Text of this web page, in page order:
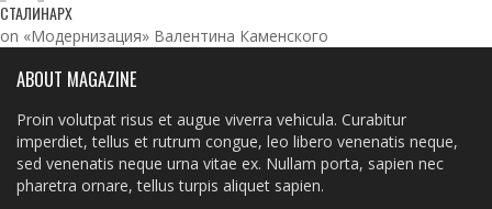
СТАЛИНАРХ
on «Модернизация» Валентина Каменского
ABOUT MAGAZINE
Proin volutpat risus et augue viverra vehicula. Curabitur
imperdiet, tellus et rutrum congue, leo libero venenatis neque,
sed venenatis neque urna vitae ex. Nullam porta, sapien nec
pharetra ornare, tellus turpis aliquet sapien.